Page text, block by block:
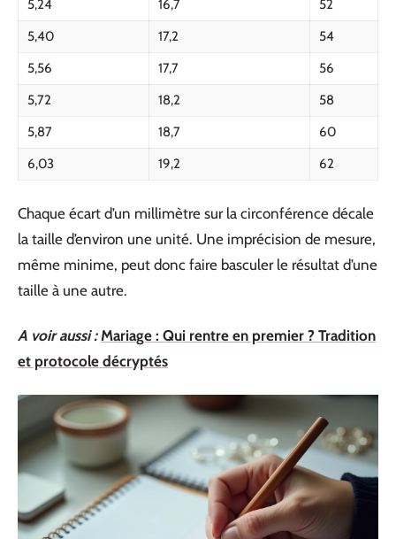
5,24
16,7
52
5,40
17,2
54
5,56
17,7
56
5,72
18,2
58
5,87
18,7
60
6,03
19,2 62
Chaque écart d’un millimètre sur la circonférence décale
la taille d’environ une unité. Une imprécision de mesure,
même minime, peut donc faire basculer le résultat d’une
taille à une autre.
A voir aussi : Mariage : Qui rentre en premier ? Tradition
et protocole décryptés